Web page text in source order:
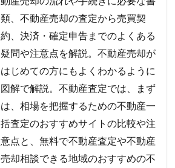
類、不動産売却の査定から売買契
約、決済・確定申告までのよくある
疑問や注意点を解説。不動産売却が
はじめての方にもよくわかるように
図解で解説。不動産査定では、まず
は、相場を把握するための不動産一
括査定のおすすめサイトの比較や注
意点と、無料で不動産査定や不動産
売却相談できる地域のおすすめの不